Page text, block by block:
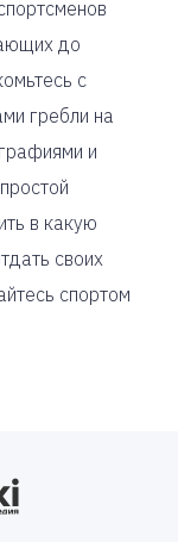
до
с
гребли на
и
в какую
своих
спортом